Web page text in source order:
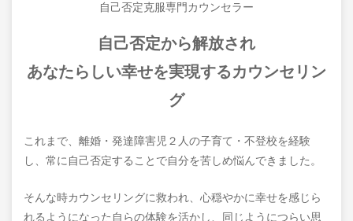
自己否定克服専門カウンセラー
自己否定から解放され
あなたらしい幸せを実現するカウンセリン
グ
これまで、離婚・発達障害児２人の子育て・不登校を経験
し、常に自己否定することで自分を苦しめ悩んできました。
そんな時カウンセリングに救われ、心穏やかに幸せを感じら
れるようになった自らの体験を活かし、同じようにつらい思